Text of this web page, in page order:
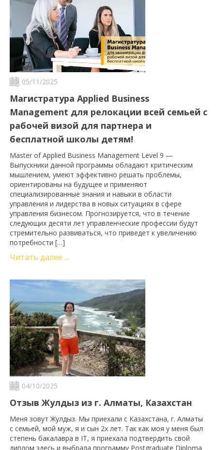
05/11/2025
Магистратура Applied Business
Management для релокации всей семьей с
рабочей визой для партнера и
бесплатной школы детям!
Master of Applied Business Management Level 9 —
Выпускники данной программы обладают критическим
мышлением, умеют эффективно решать проблемы,
ориентированы на будущее и применяют
специализированные знания и навыки в области
управления и лидерства в новых ситуациях в сфере
управления бизнесом. Прогнозируется, что в течение
следующих десяти лет управленческие профессии будут
стремительно развиваться, что приведет к увеличению
потребности […]
Читать далее ...
04/10/2025
Отзыв Жулдыз из г. Алматы, Казахстан
Меня зовут Жулдыз. Мы приехали с Казахстана, г. Алматы
с семьей, мой муж, я и сын 2х лет. Так как моя у меня был
степень бакалавра в IT, я приехала подтвердить свой
диплом здесь и выбрала программу Postgraduate Diploma